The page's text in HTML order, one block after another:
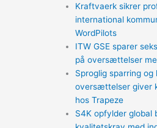
Kraftvaerk sikrer
international
WordPilots
ITW GSE sparer
på oversættelser
Sproglig sparring og
oversættelser giver
hos Trapeze
S4K opfylder global